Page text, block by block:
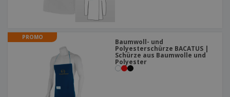
PROMO
Baumwoll- und
Polyesterschürze BACATUS |
Schürze aus Baumwolle und
Polyester